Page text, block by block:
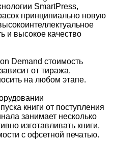
SmartPress,
принципиально новую
и высокое качество
Demand стоимость
от тиража,
на любом этапе.
книги от поступления
занимает несколько
изготавливать книги,
с офсетной печатью.